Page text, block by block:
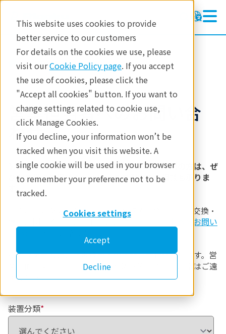
This website uses cookies to provide
better service to our customers
For details on the cookies we use, please
visit ourCookie Policy page. If you accept
the use of cookies, please click the
"Accept all cookies" button. If you want to
change settings related to cookie use,
click Manage Cookies.
If you decline, your information won’t be
tracked when you visit this website. A
single cookie will be used in your browser
to remember your preference not to be
tracked.
Cookies settings
Accept
Decline
リガクについて
営業担当者へのお問い合
わせ
製品の選定にお悩みの方、新規ご購入をご検討の方は、ぜ
ひお気軽にご相談ください。デモ測定のご相談も承りま
す。
すでにリガク製品をお持ちのお客様で、修理・部品交換・
保守に関するお問い合わせは、修理・サポートへのお問い
合わせ
※本フォームは、お客様からのお問い合わせ専用です。営
業目的（製品・サービスの売り込み等）でのご連絡はご遠
慮ください。
装置分類*